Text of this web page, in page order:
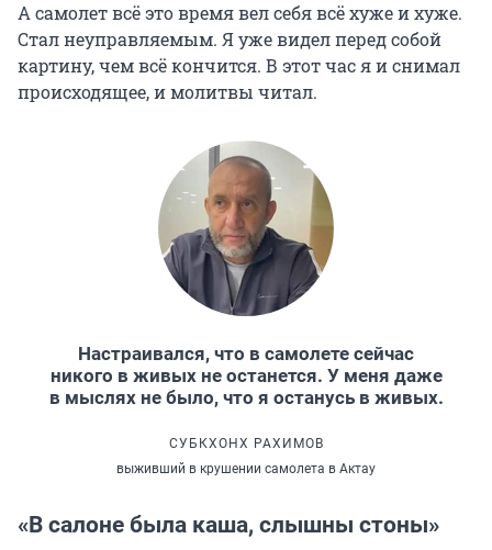
А самолет всё это время вел себя всё хуже и хуже.
Стал неуправляемым. Я уже видел перед собой
картину, чем всё кончится. В этот час я и снимал
происходящее, и молитвы читал.
Настраивался, что в самолете сейчас
никого в живых не останется. У меня даже
в мыслях не было, что я останусь в живых.
СУБКХОНХ РАХИМОВ
выживший в крушении самолета в Актау
«В салоне была каша, слышны стоны»